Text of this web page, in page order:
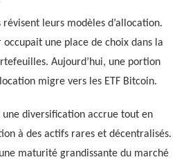
leurs modèles d’allocation.
une place de choix dans la
Aujourd’hui, une portion
migre vers les ETF Bitcoin.
diversification accrue tout en
à des actifs rares et décentralisés.
maturité grandissante du marché